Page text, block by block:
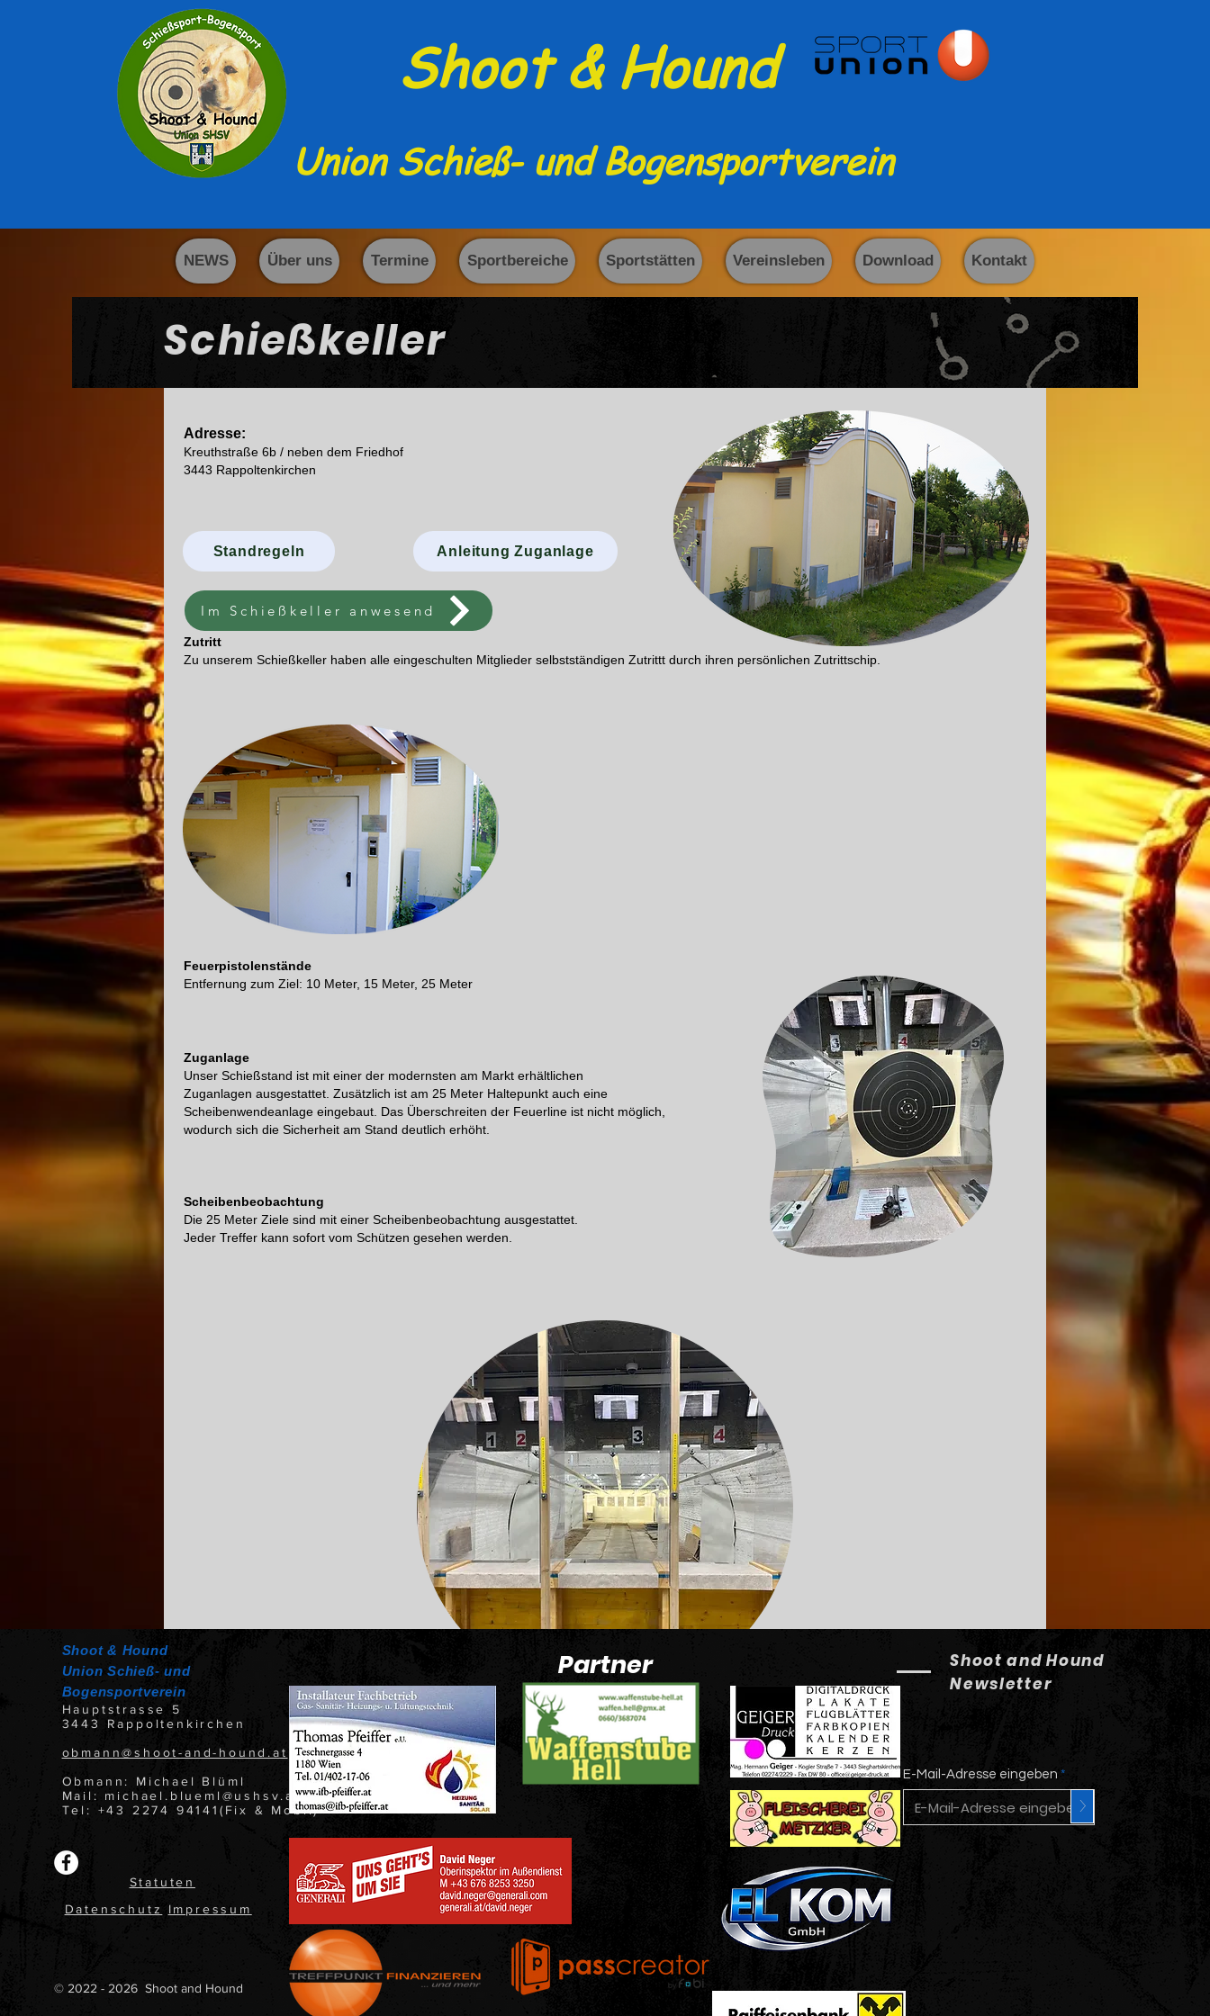
Shoot & Hound
Union Schieß- und Bogensportverein
NEWS Über uns Termine Sportbereiche Sportstätten Vereinsleben Download Kontakt
Schießkeller
Adresse:
Kreuthstraße 6b / neben dem Friedhof
3443 Rappoltenkirchen
Zutritt
Zu unserem Schießkeller haben alle eingeschulten Mitglieder selbstständigen Zutrittt durch ihren persönlichen Zutrittschip.
Feuerpistolenstände
Entfernung zum Ziel: 10 Meter, 15 Meter, 25 Meter
Zuganlage
Unser Schießstand ist mit einer der modernsten am Markt erhältlichen
Zuganlagen ausgestattet. Zusätzlich ist am 25 Meter Haltepunkt auch eine
Scheibenwendeanlage eingebaut. Das Überschreiten der Feuerline ist nicht möglich,
wodurch sich die Sicherheit am Stand deutlich erhöht.
Scheibenbeobachtung
Die 25 Meter Ziele sind mit einer Scheibenbeobachtung ausgestattet.
Jeder Treffer kann sofort vom Schützen gesehen werden.
Standregeln Anleitung Zuganlage
Im Schießkeller anwesend
Shoot & Hound
Union Schieß- und
Bogensportverein
Hauptstrasse 5
3443 Rappoltenkirchen
obmann@shoot-and-hound.at
Obmann: Michael Blüml
Mail: michael.blueml@ushsv.at
Tel: +43 2274 94141(Fix & Mobil)
Statuten
Datenschutz
Impressum
© 2022 - 2026 Shoot and Hound
Partner
Shoot and Hound
Newsletter
E-Mail-Adresse eingeben
>